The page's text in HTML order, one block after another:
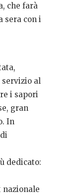
che farà
sera con i
servizio al
i sapori
gran
In
dedicato:
nazionale